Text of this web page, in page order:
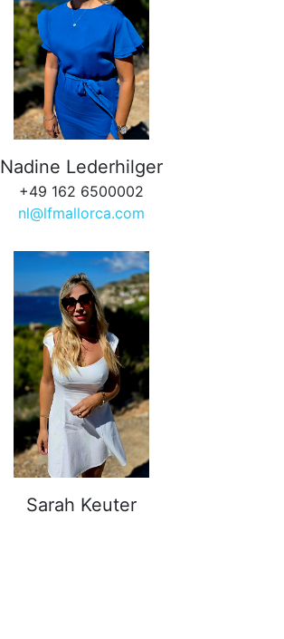
Nadine Lederhilger
+49 162 6500002
nl@lfmallorca.com
Sarah Keuter